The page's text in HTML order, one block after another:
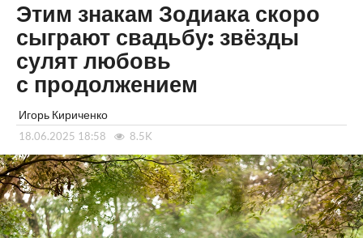
Этим знакам Зодиака скоро
сыграют свадьбу: звёзды
сулят любовь
с продолжением
Игорь Кириченко
18.06.2025 18:58 8.5K